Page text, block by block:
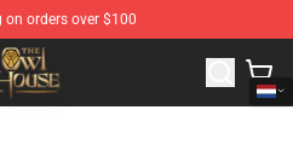
on orders over $100
Official The Owl House